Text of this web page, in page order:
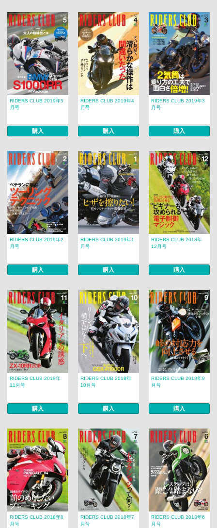
RIDERS CLUB 2019年5
月号
購入
RIDERS CLUB 2019年4
月号
購入
RIDERS CLUB 2019年3
月号
購入
RIDERS CLUB 2019年2
月号
購入
RIDERS CLUB 2019年1
月号
購入
RIDERS CLUB 2018年
12月号
購入
RIDERS CLUB 2018年
11月号
購入
RIDERS CLUB 2018年
10月号
購入
RIDERS CLUB 2018年9
月号
購入
RIDERS CLUB 2018年8
月号
RIDERS CLUB 2018年7
月号
RIDERS CLUB 2018年6
月号